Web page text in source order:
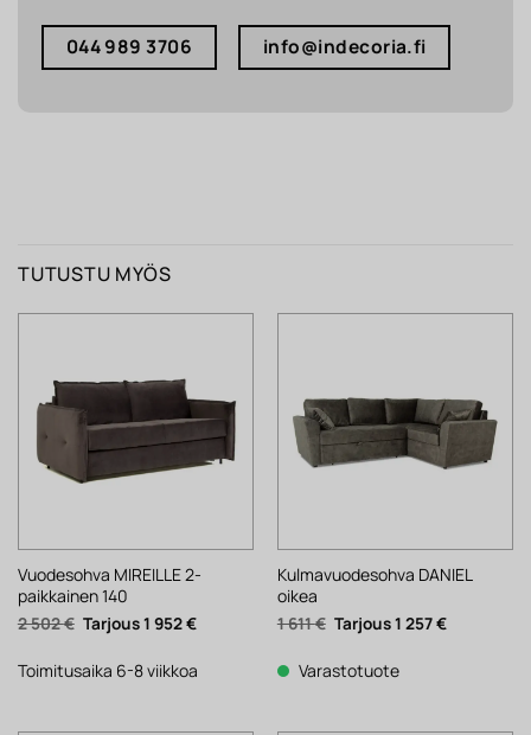
044 989 3706 info@indecoria.fi
TUTUSTU MYÖS
Vuodesohva MIREILLE 2-
paikkainen 140
2 502€ Alkuperäinen
hinta
2
502 €.
1 952€Nykyinen
1
Toimitusaika 6-8 viikkoa
Kulmavuodesohva DANIEL
oikea
1 611€ Alkuperäinen
hinta
1
611 €.
1 257€Nykyinen
Varastotuote